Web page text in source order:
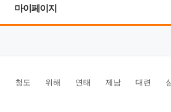
마이페이지
청도 위해 연태 제남 대련